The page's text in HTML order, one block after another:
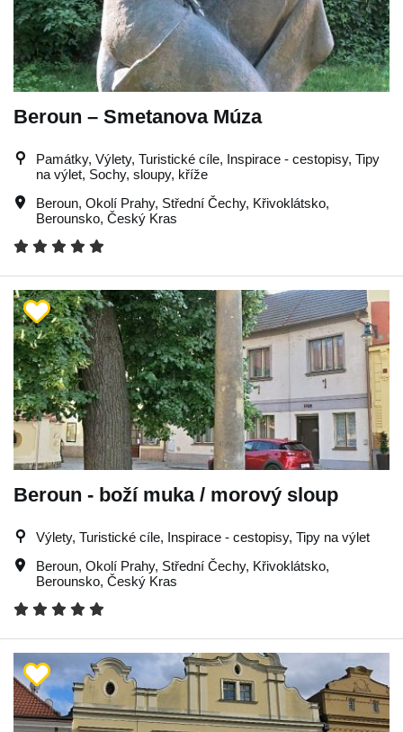
Beroun – Smetanova Múza
Památky, Výlety, Turistické cíle, Inspirace - cestopisy, Tipy
na výlet, Sochy, sloupy, kříže
Beroun, Okolí Prahy, Střední Čechy, Křivoklátsko,
Berounsko, Český Kras
Beroun - boží muka / morový sloup
Výlety, Turistické cíle, Inspirace - cestopisy, Tipy na výlet
Beroun, Okolí Prahy, Střední Čechy, Křivoklátsko,
Berounsko, Český Kras